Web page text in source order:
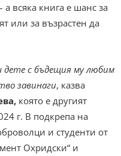
всяка книга е шанс за
или за възрастен да
дете с бъдещия му любим
завинаги, казва
която е другият
г. В подкрепа на
и студенти от
Охридски“ и